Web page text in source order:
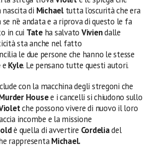
nascita di Michaeltutta l’oscurità che era
se n’è andata e a riprova di questo le fa
in cui Tateha salvato Viviendalle
sta anche nel fatto
le due persone che hanno le stesse
e Kyle. Le pensano tutte questi autori.
con la macchina degli stregoni che
Housee i cancelli si chiudono sullo
che possono vivere di nuovo il loro
incombe e la missione
è quella di avvertire Cordeliadel
rappresentaMichael.